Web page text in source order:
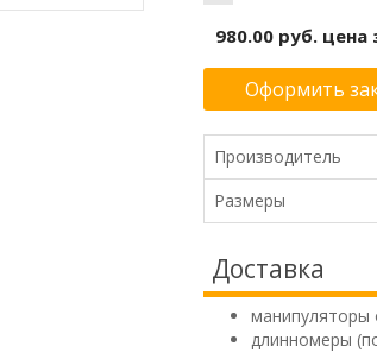
980.00 руб. цена
Оформить
Производитель
Размеры
Доставка
манипуляторы
длинномеры